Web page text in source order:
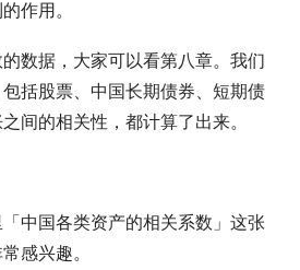
作用。
数据，大家可以看第八章。我们
括股票、中国长期债券、短期债
间的相关性，都计算了出来。
中国各类资产的相关系数」这张
感兴趣。